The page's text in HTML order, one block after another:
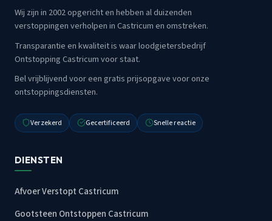
Wij zijn in 2002 opgericht en hebben al duizenden
verstoppingen verholpen in Castricum en omstreken.
Transparantie en kwaliteit is waar loodgietersbedrijf
Ontstopping Castricum voor staat.
Bel vrijblijvend voor een gratis prijsopgave voor onze
ontstoppingsdiensten.
Verzekerd Gecertificeerd Snelle reactie
DIENSTEN
Afvoer Verstopt Castricum
Gootsteen Ontstoppen Castricum